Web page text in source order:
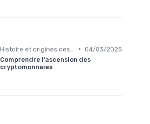
• 04/03/2025
Comprendre l'ascension des
cryptomonnaies